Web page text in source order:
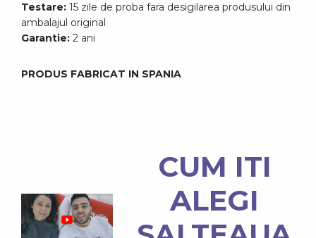
Testare: 15 zile de proba fara desigilarea produsului din
ambalajul original
Garantie: 2 ani
PRODUS FABRICAT IN SPANIA
CUM ITI
ALEGI